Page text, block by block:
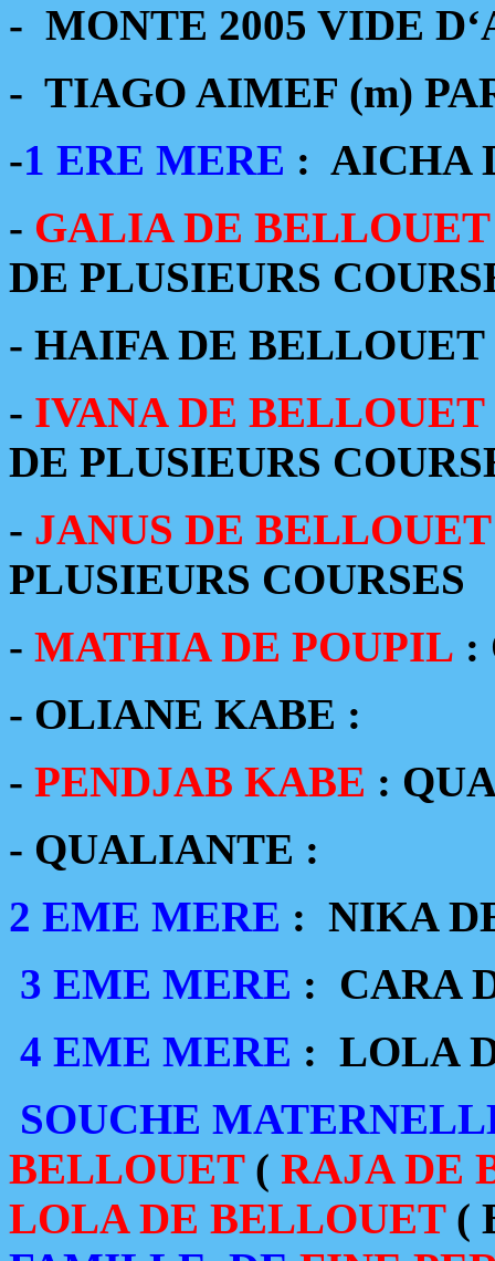
- MONTE 2005 VIDE
- TIAGO AIMEF (m)
-1 ERE MERE : AICHA
- GALIA DE BELLOUET
DE PLUSIEURS
- HAIFA DE BELLOUET
- IVANA DE BELLOUET
DE PLUSIEURS
- JANUS DE BELLOUET
PLUSIEURS COURSES
- MATHIA DE POUPIL :
- OLIANE KABE :
- PENDJAB KABE :
- QUALIANTE :
2 EME MERE : NIKA
3 EME MERE : CARA
4 EME MERE : LOLA
SOUCHE
BELLOUET( RAJA DE
LOLA DE BELLOUET(